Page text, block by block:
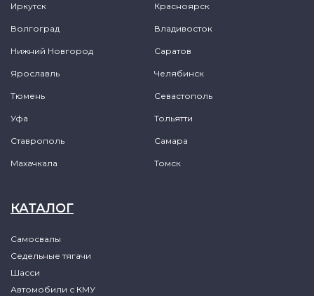
Иркутск Красноярск
Волгоград Владивосток
Нижний Новгород Саратов
Ярославль Челябинск
Тюмень Севастополь
Уфа Тольятти
Ставрополь Самара
Махачкала Томск
КАТАЛОГ
Самосвалы
Седельные тягачи
Шасси
Автомобили с КМУ